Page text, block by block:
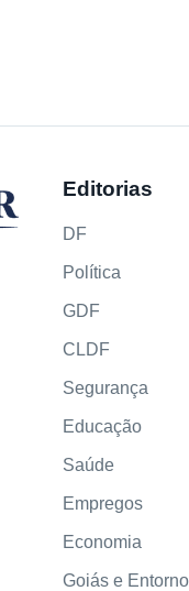
Editorias
DF
Política
GDF
CLDF
Segurança
Educação
Saúde
Empregos
Economia
Goiás e Entorno